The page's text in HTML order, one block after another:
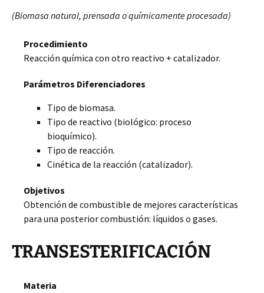
(Biomasa natural, prensada o químicamente procesada)
Procedimiento
Reacción química con otro reactivo + catalizador.
Parámetros Diferenciadores
Tipo de biomasa.
Tipo de reactivo (biológico: proceso
bioquímico).
Tipo de reacción.
Cinética de la reacción (catalizador).
Objetivos
Obtención de combustible de mejores características
para una posterior combustión: líquidos o gases.
TRANSESTERIFICACIÓN
Materia